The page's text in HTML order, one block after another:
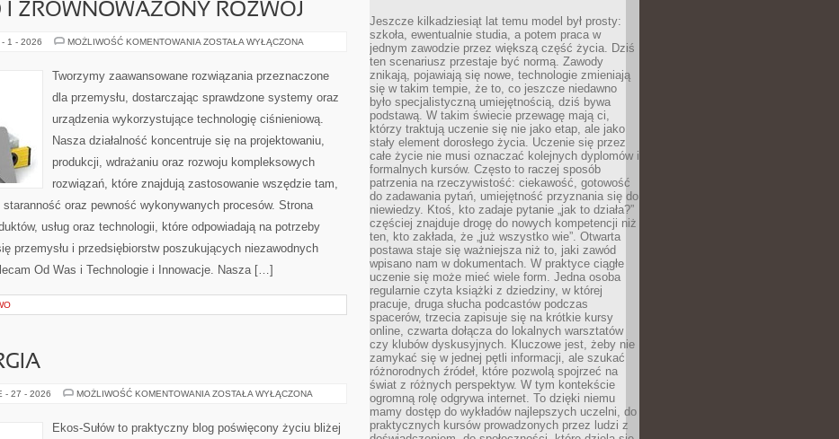
ZRÓWNOWAŻONY ROZWÓJ
1 - 2026 MOŻLIWOŚĆ KOMENTOWANIA ŚRODOWISKO
ROZWÓJ
ZOSTAŁA WYŁĄCZONA
Tworzymy zaawansowane rozwiązania przeznaczone
dla przemysłu, dostarczając sprawdzone systemy oraz
urządzenia wykorzystujące technologię ciśnieniową.
Nasza działalność koncentruje się na projektowaniu,
produkcji, wdrażaniu oraz rozwoju kompleksowych
rozwiązań, które znajdują zastosowanie wszędzie tam,
oraz pewność wykonywanych procesów. Strona
usług oraz technologii, które odpowiadają na potrzeby
przemysłu i przedsiębiorstw poszukujących niezawodnych
Od Was i Technologie i Innowacje. Nasza […]
- 27 - 2026 MOŻLIWOŚĆ KOMENTOWANIA ZIELONA
ZOSTAŁA WYŁĄCZONA
Ekos-Sułów to praktyczny blog poświęcony życiu bliżej
Jeszcze kilkadziesiąt lat temu model był prosty:
szkoła, ewentualnie studia, a potem praca w
jednym zawodzie przez większą część życia. Dziś
ten scenariusz przestaje być normą. Zawody
znikają, pojawiają się nowe, technologie zmieniają
się w takim tempie, że to, co jeszcze niedawno
było specjalistyczną umiejętnością, dziś bywa
podstawą. W takim świecie przewagę mają ci,
którzy traktują uczenie się nie jako etap, ale jako
stały element dorosłego życia. Uczenie się przez
całe życie nie musi oznaczać kolejnych dyplomów i
formalnych kursów. Często to raczej sposób
patrzenia na rzeczywistość: ciekawość, gotowość
do zadawania pytań, umiejętność przyznania się do
niewiedzy. Ktoś, kto zadaje pytanie „jak to działa?”
częściej znajduje drogę do nowych kompetencji niż
ten, kto zakłada, że „już wszystko wie”. Otwarta
postawa staje się ważniejsza niż to, jaki zawód
wpisano nam w dokumentach. W praktyce ciągłe
uczenie się może mieć wiele form. Jedna osoba
regularnie czyta książki z dziedziny, w której
pracuje, druga słucha podcastów podczas
spacerów, trzecia zapisuje się na krótkie kursy
online, czwarta dołącza do lokalnych warsztatów
czy klubów dyskusyjnych. Kluczowe jest, żeby nie
zamykać się w jednej pętli informacji, ale szukać
różnorodnych źródeł, które pozwolą spojrzeć na
świat z różnych perspektyw. W tym kontekście
ogromną rolę odgrywa internet. To dzięki niemu
mamy dostęp do wykładów najlepszych uczelni, do
praktycznych kursów prowadzonych przez ludzi z